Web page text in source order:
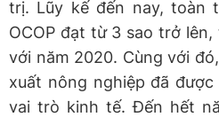
trị. Lũy kế đến nay, toàn
OCOP đạt từ 3 sao trở
với năm 2020. Cùng với
xuất nông nghiệp đã
vai trò kinh tế. Đến hết